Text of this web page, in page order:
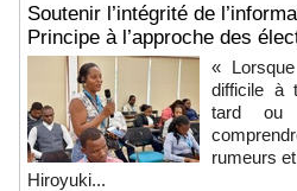
Soutenir l’intégrité de
Principe à l’approche des
«
difficile à
tard ou
rumeurs
Hiroyuki...